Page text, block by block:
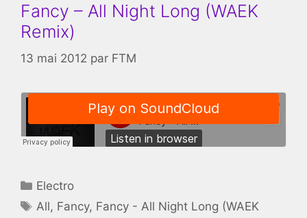
Fancy – All Night Long (WAEK
Remix)
13 mai 2012 par FTM
Catégories
Electro
Étiquettes
All, Fancy, Fancy - All Night Long (WAEK